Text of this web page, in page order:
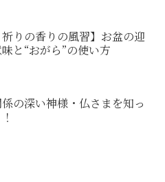
祈りの香りの風習】お盆の迎
と“おがら”の使い方
の深い神様・仏さまを知っ